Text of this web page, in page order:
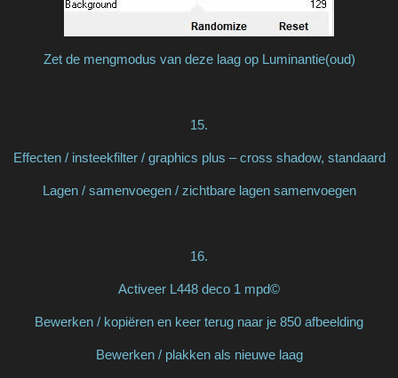
Zet de mengmodus van deze laag op Luminantie(oud)
15.
Effecten / insteekfilter / graphics plus – cross shadow, standaard
Lagen / samenvoegen / zichtbare lagen samenvoegen
16.
Activeer L448 deco 1 mpd©
Bewerken / kopiëren en keer terug naar je 850 afbeelding
Bewerken / plakken als nieuwe laag